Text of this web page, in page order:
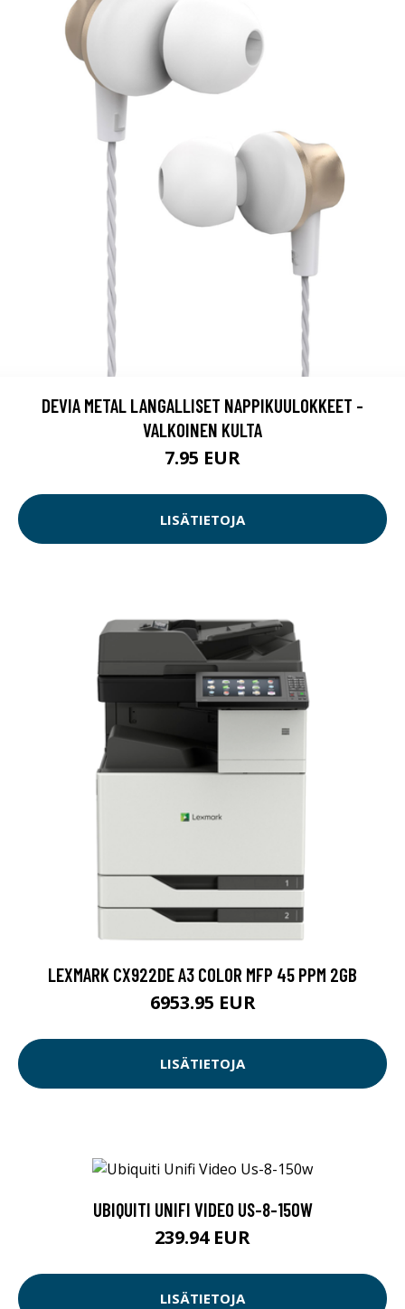
DEVIA METAL LANGALLISET NAPPIKUULOKKEET -
VALKOINEN KULTA
7.95 EUR
LISÄTIETOJA
LEXMARK CX922DE A3 COLOR MFP 45 PPM 2GB
6953.95 EUR
LISÄTIETOJA
UBIQUITI UNIFI VIDEO US-8-150W
239.94 EUR
LISÄTIETOJA